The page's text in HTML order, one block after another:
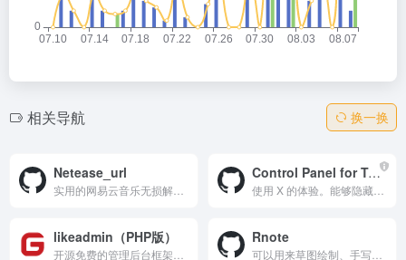
相关导航 换一换
Netease_url Control Panel for Twitter
likeadmin（PHP版） Rnote